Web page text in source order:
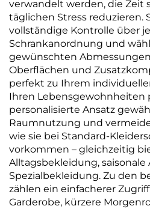
verwandelt werden, die Zeit
täglichen Stress reduzieren.
vollständige Kontrolle über
Schrankanordnung und
gewünschten
Oberflächen und
perfekt zu Ihrem
Ihren Lebensgewohnheiten
personalisierte Ansatz
Raumnutzung und
wie sie bei Standard-
vorkommen – gleichzeitig
Alltagsbekleidung, saisonale
Spezialbekleidung. Zu den
zählen ein einfacherer
Garderobe, kürzere